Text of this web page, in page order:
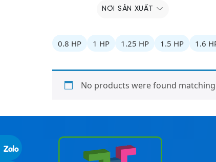
NƠI SẢN XUẤT
0.8 HP 1 HP 1.25 HP 1.5 HP 1.6
No products were found